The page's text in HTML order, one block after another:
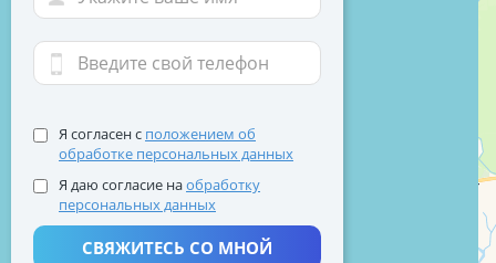
Я согласен с положением об
обработке персональных данных
Я даю согласие наобработку
персональных данных
СВЯЖИТЕСЬ СО МНОЙ